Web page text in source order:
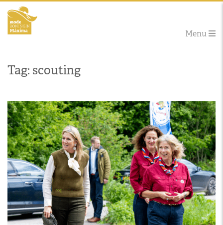
Menu
Tag: scouting